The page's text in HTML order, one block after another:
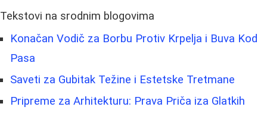
Tekstovi na srodnim blogovima
Konačan Vodič za Borbu Protiv Krpelja i Buva Kod
Pasa
Saveti za Gubitak Težine i Estetske Tretmane
Pripreme za Arhitekturu: Prava Priča iza Glatkih